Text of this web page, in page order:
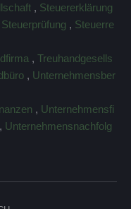
, Steuererklärung
Steuerprüfung , Steuerre
,Treuhandgesells
, Unternehmensber
, Unternehmensfi
, Unternehmensnachfolg